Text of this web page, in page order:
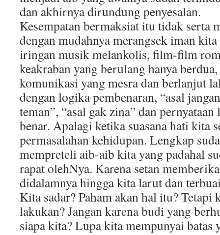
dan akhirnya dirundung penyesalan.
Kesempatan bermaksiat itu tidak serta
dengan mudahnya merangsek iman
iringan musik melankolis, film-film
keakraban yang berulang hanya
komunikasi yang mesra dan berlanjut
dengan logika pembenaran, “asal
teman”, “asal gak zina” dan
benar. Apalagi ketika suasana hati kita
permasalahan kehidupan. Lengkap
mempreteli aib-aib kita yang padahal
rapat olehNya. Karena setan
didalamnya hingga kita larut dan
Kita sadar? Paham akan hal itu? Tetapi
lakukan? Jangan karena budi yang
siapa kita? Lupa kita mempunyai batas